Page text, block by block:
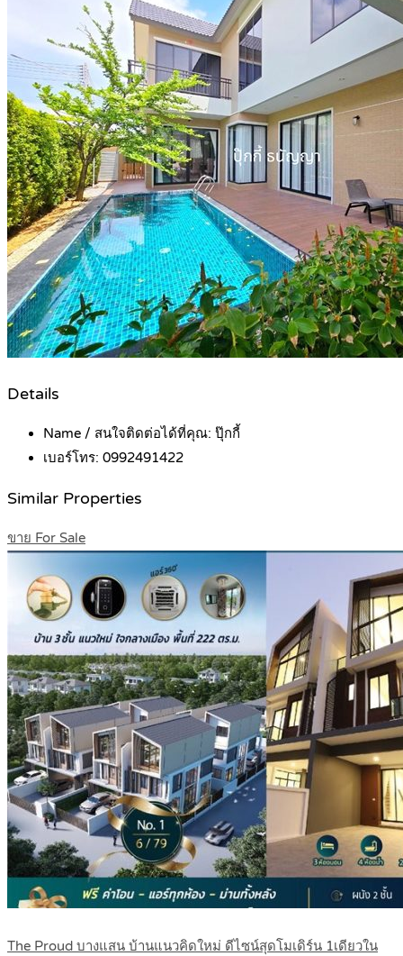
Details
Name / สนใจติดต่อได้ที่คุณ: ปุ๊กกี้
เบอร์โทร: 0992491422
Similar Properties
ขาย For Sale
The Proud บางแสน บ้านแนวคิดใหม่ ดีไซน์สุดโมเดิร์น 1เดียวใน